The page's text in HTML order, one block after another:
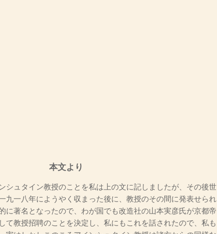
本文より
シュタイン教授のことを私は上の文に記しましたが、その後世
九一八年にようやく収まった後に、教授のその間に発表せられ
に著名となったので、わが国でも改造社の山本実彦氏が京都帝
て教授招聘のことを決定し、私にもこれを話されたので、私も